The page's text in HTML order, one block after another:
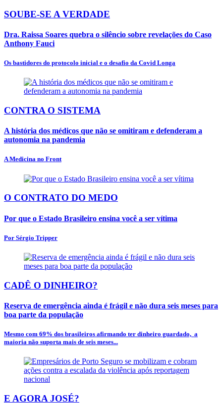
SOUBE-SE A VERDADE
Dra. Raissa Soares quebra o silêncio sobre revelações do Caso
Anthony Fauci
Os bastidores do protocolo inicial e o desafio da Covid Longa
CONTRA O SISTEMA
A história dos médicos que não se omitiram e defenderam a
autonomia na pandemia
A Medicina no Front
O CONTRATO DO MEDO
Por que o Estado Brasileiro ensina você a ser vítima
Por Sérgio Tripper
CADÊ O DINHEIRO?
Reserva de emergência ainda é frágil e não dura seis meses para
boa parte da população
Mesmo com 69% dos brasileiros afirmando ter dinheiro guardado, a
maioria não suporta mais de seis meses...
E AGORA JOSÉ?